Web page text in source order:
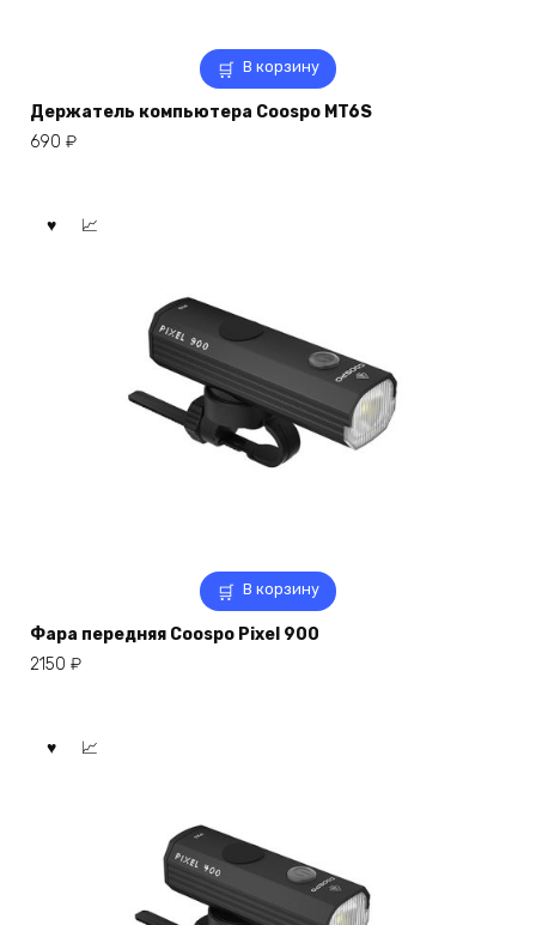
В корзину
Держатель компьютера Coospo MT6S
690 ₽
В корзину
Фара передняя Coospo Pixel 900
2150 ₽